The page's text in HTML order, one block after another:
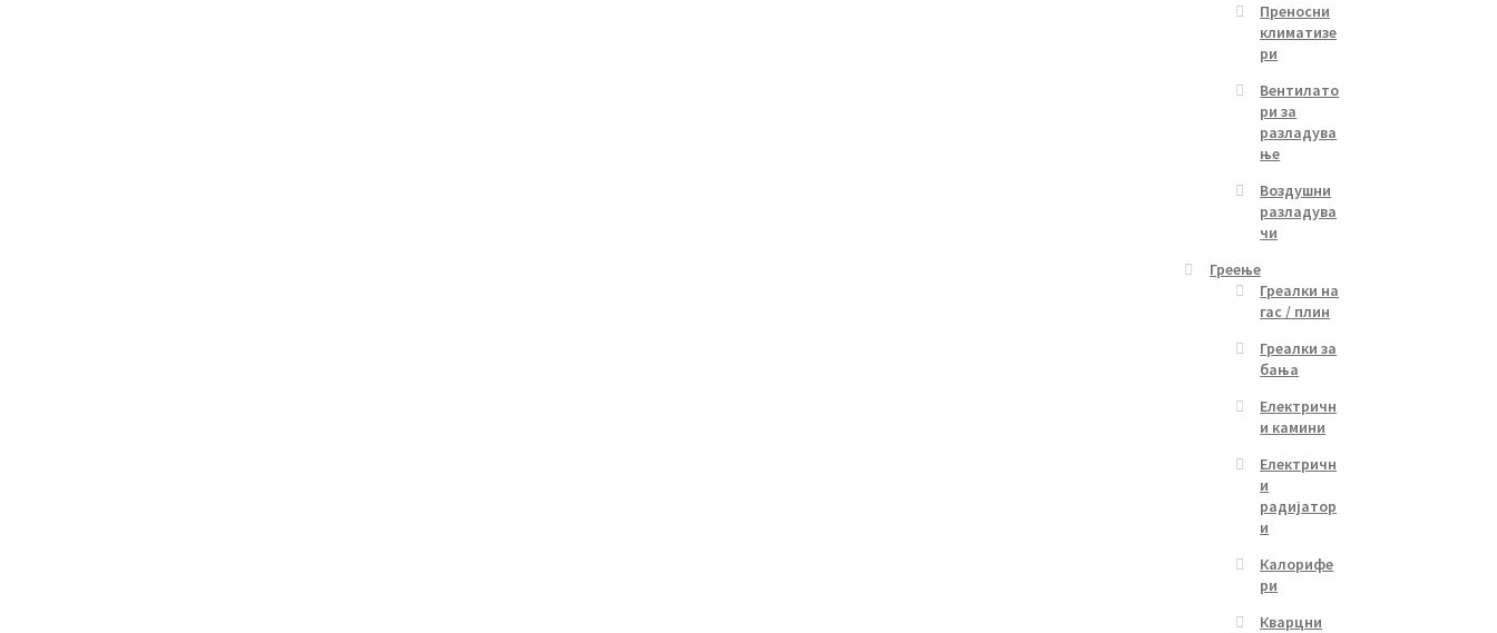
Преносни
климатизе
ри
Вентилато
ри за
разладува
ње
Воздушни
разладува
чи
Греење
Греалки на
гас / плин
Греалки за
бања
Електричн
и камини
Електричн
и
радијатор
и
Калорифе
ри
Кварцни